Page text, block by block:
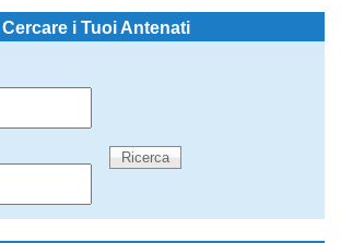
Cercare i Tuoi Antenati